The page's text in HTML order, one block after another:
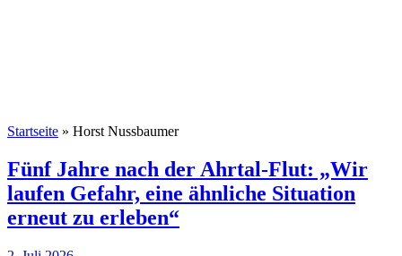
Startseite » Horst Nussbaumer
Fünf Jahre nach der Ahrtal-Flut: „Wir
laufen Gefahr, eine ähnliche Situation
erneut zu erleben“